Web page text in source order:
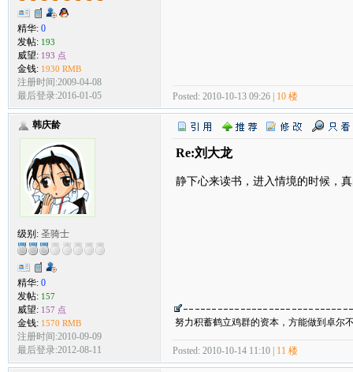
精华: 0
发帖: 193
威望: 193 点
金钱: 1930 RMB
注册时间:2009-04-08
最后登录:2016-01-05
Posted: 2010-10-13 09:26 | 10 楼
韩庆龄
级别: 圣骑士
精华: 0
发帖: 157
威望: 157 点
金钱: 1570 RMB
注册时间:2010-09-09
最后登录:2012-08-11
Re:刘大龙
静下心来读书，进入情境的时候，
努力积蓄鹤立鸡群的资本，方能做到卓尔
Posted: 2010-10-14 11:10 | 11 楼